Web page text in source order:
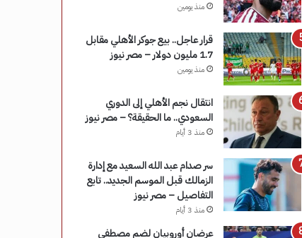
منذ يومين
قرار عاجل.. بيع جوكر الأهلي مقابل
1.7 مليون دولار – مصر نيوز
منذ يومين
انتقال نجم الأهلي إلى الدوري
السعودي.. ما الحقيقة؟ – مصر نيوز
منذ 3 أيام
سر صدام عبد الله السعيد مع إدارة
الزمالك قبل الموسم الجديد.. تابع
التفاصيل – مصر نيوز
منذ 3 أيام
عرضان أوروبيان لضم مصطفى